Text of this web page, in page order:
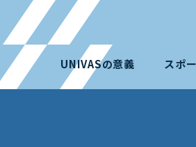
UNIVASの意義 スポ